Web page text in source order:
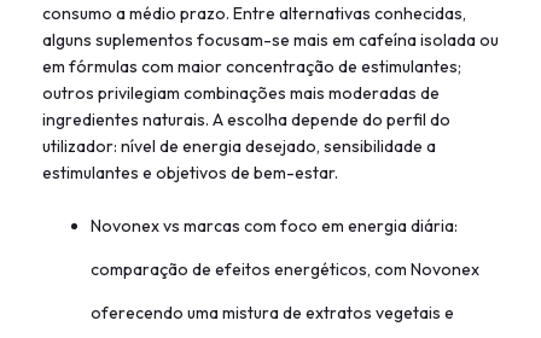
consumo a médio prazo. Entre alternativas conhecidas,
alguns suplementos focusam-se mais em cafeína isolada ou
em fórmulas com maior concentração de estimulantes;
outros privilegiam combinações mais moderadas de
ingredientes naturais. A escolha depende do perfil do
utilizador: nível de energia desejado, sensibilidade a
estimulantes e objetivos de bem-estar.
Novonex vs marcas com foco em energia diária:
comparação de efeitos energéticos, com Novonex
oferecendo uma mistura de extratos vegetais e